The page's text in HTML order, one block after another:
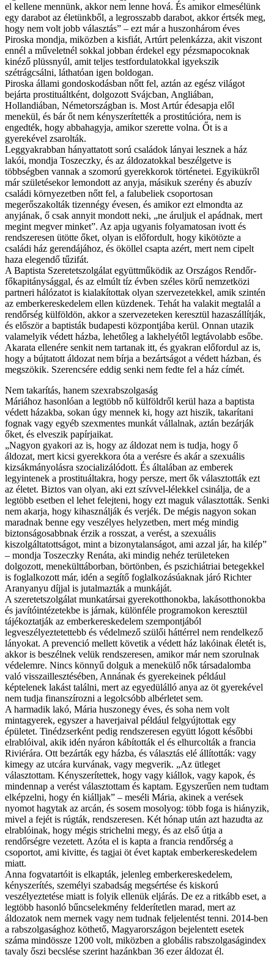
el kellene mennünk, akkor nem lenne hová. És amikor elmesélünk
egy darabot az életünkből, a legrosszabb darabot, akkor értsék meg,
hogy nem volt jobb választás” – ezt már a huszonhárom éves
Piroska mondja, miközben a kisfiát, Artúrt pelenkázza, akit viszont
ennél a műveletnél sokkal jobban érdekel egy pézsmapocoknak
kinéző plüssnyúl, amit teljes testfordulatokkal igyekszik
szétrágcsálni, láthatóan igen boldogan.
Piroska állami gondoskodásban nőtt fel, aztán az egész világot
bejárta prostituáltként, dolgozott Svájcban, Angliában,
Hollandiában, Németországban is. Most Artúr édesapja elől
menekül, és bár őt nem kényszerítették a prostitúcióra, nem is
engedték, hogy abbahagyja, amikor szerette volna. Őt is a
gyerekével zsarolták.
Leggyakrabban hányattatott sorú családok lányai lesznek a ház
lakói, mondja Toszeczky, és az áldozatokkal beszélgetve is
többségben vannak a szomorú gyerekkorok történetei. Egyikükről
már születésekor lemondott az anyja, másikuk szerény és abuzív
családi környezetben nőtt fel, a falubeliek csoportosan
megerőszakolták tizennégy évesen, és amikor ezt elmondta az
anyjának, ő csak annyit mondott neki, „ne áruljuk el apádnak, mert
megint megver minket”. Az apja ugyanis folyamatosan ivott és
rendszeresen ütötte őket, olyan is előfordult, hogy kikötözte a
családi ház gerendájához, és ököllel csapta azért, mert nem cipelt
haza elegendő tűzifát.
A Baptista Szeretetszolgálat együttműködik az Országos Rendőr-
főkapitánysággal, és az elmúlt tíz évben széles körű nemzetközi
partneri hálózatot is kialakítottak olyan szervezetekkel, amik szintén
az emberkereskedelem ellen küzdenek. Tehát ha valakit megtalál a
rendőrség külföldön, akkor a szervezeteken keresztül hazaszállítják,
és először a baptisták budapesti központjába kerül. Onnan utazik
valamelyik védett házba, lehetőleg a lakhelyétől legtávolabb esőbe.
Akarata ellenére senkit nem tartanak itt, és gyakran előfordul az is,
hogy a bújtatott áldozat nem bírja a bezártságot a védett házban, és
megszökik. Szerencsére eddig senki nem fedte fel a ház címét.
Nem takarítás, hanem szexrabszolgaság
Máriához hasonlóan a legtöbb nő külföldről kerül haza a baptista
védett házakba, sokan úgy mennek ki, hogy azt hiszik, takarítani
fognak vagy egyéb szexmentes munkát vállalnak, aztán bezárják
őket, és elveszik papírjaikat.
„Nagyon gyakori az is, hogy az áldozat nem is tudja, hogy ő
áldozat, mert kicsi gyerekkora óta a verésre és akár a szexuális
kizsákmányolásra szocializálódott. És általában az emberek
legyintenek a prostituáltakra, hogy persze, mert ők választották ezt
az életet. Biztos van olyan, aki ezt szívvel-lélekkel csinálja, de a
legtöbb esetben el lehet felejteni, hogy ezt maguk választották. Senki
nem akarja, hogy kihasználják és verjék. De mégis nagyon sokan
maradnak benne egy veszélyes helyzetben, mert még mindig
biztonságosabbnak érzik a rosszat, a verést, a szexuális
kiszolgáltatottságot, mint a bizonytalanságot, ami azzal jár, ha kilép”
– mondja Toszeczky Renáta, aki mindig nehéz területeken
dolgozott, menekülttáborban, börtönben, és pszichiátriai betegekkel
is foglalkozott már, idén a segítő foglalkozásúaknak járó Richter
Aranyanyu díjjal is jutalmazták a munkáját.
A szeretetszolgálat munkatársai gyerekotthonokba, lakásotthonokba
és javítóintézetekbe is járnak, különféle programokon keresztül
tájékoztatják az emberkereskedelem szempontjából
legveszélyeztetettebb és védelmező szülői háttérrel nem rendelkező
lányokat. A prevenció mellett követik a védett ház lakóinak életét is,
akkor is beszélnek velük rendszeresen, amikor már nem szorulnak
védelemre. Nincs könnyű dolguk a menekülő nők társadalomba
való visszaillesztésében, Annának és gyerekeinek például
képtelenek lakást találni, mert az egyedülálló anya az öt gyerekével
nem tudja finanszírozni a legolcsóbb albérletet sem.
A harmadik lakó, Mária huszonegy éves, és soha nem volt
mintagyerek, egyszer a haverjaival például felgyújtottak egy
épületet. Tinédzserként pedig rendszeresen együtt lógott későbbi
elrablóival, akik idén nyáron kábították el és elhurcolták a francia
Riviérára. Ott bezárták egy házba, és választás elé állították: vagy
kimegy az utcára kurvának, vagy megverik. „Az ütleget
választottam. Kényszerítettek, hogy vagy kiállok, vagy kapok, és
mindennap a verést választottam és kaptam. Egyszerűen nem tudtam
elképzelni, hogy én kiálljak” – meséli Mária, akinek a verések
nyomot hagytak az arcán, és sosem mosolyog: több foga is hiányzik,
mivel a fejét is rúgták, rendszeresen. Két hónap után azt hazudta az
elrablóinak, hogy mégis strichelni megy, és az első útja a
rendőrségre vezetett. Azóta el is kapta a francia rendőrség a
csoportot, ami kivitte, és tagjai öt évet kaptak emberkereskedelem
miatt.
Anna fogvatartóit is elkapták, jelenleg emberkereskedelem,
kényszerítés, személyi szabadság megsértése és kiskorú
veszélyeztetése miatt is folyik ellenük eljárás. De ez a ritkább eset, a
legtöbb hasonló bűncselekmény felderítetlen marad, mert az
áldozatok nem mernek vagy nem tudnak feljelentést tenni. 2014-ben
a rabszolgasághoz köthető, Magyarországon bejelentett esetek
száma mindössze 1200 volt, miközben a globális rabszolgaságindex
tavaly őszi becslése szerint hazánkban 36 ezer áldozat él.